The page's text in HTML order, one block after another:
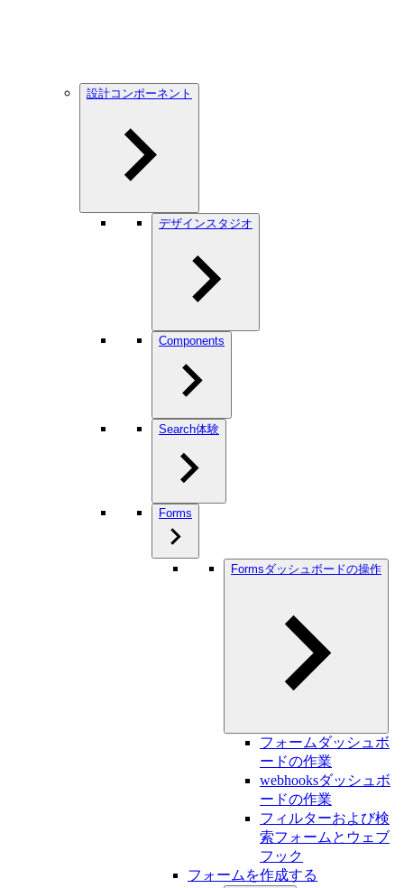
設計コンポーネント
デザインスタジオ
Components
Search体験
Forms
Formsダッシュボードの操作
フォームダッシュボ
ードの作業
webhooksダッシュボ
ードの作業
フィルターおよび検
索フォームとウェブ
フック
フォームを作成する